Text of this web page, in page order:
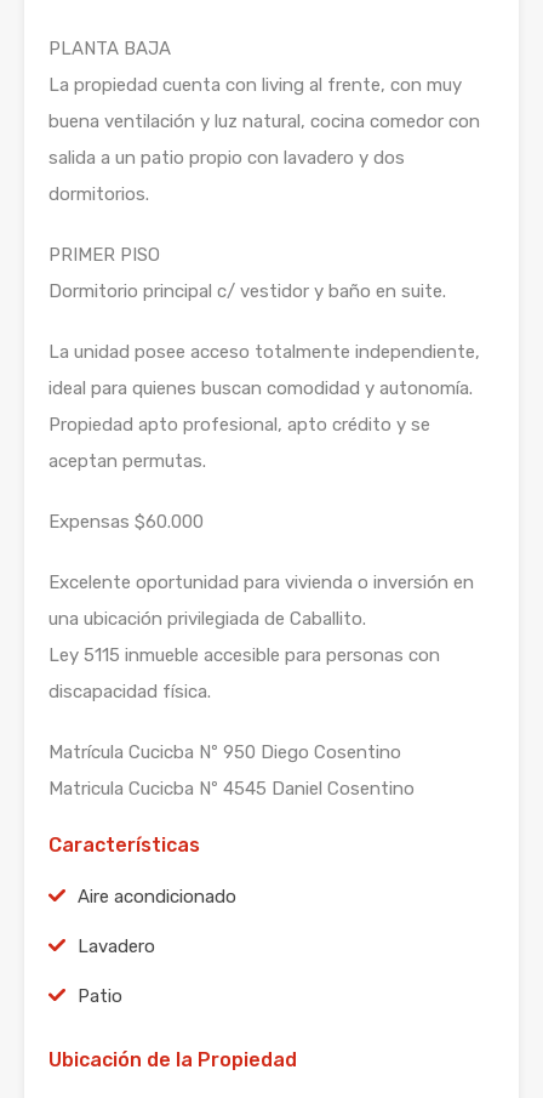
PLANTA BAJA
La propiedad cuenta con living al frente, con muy
buena ventilación y luz natural, cocina comedor con
salida a un patio propio con lavadero y dos
dormitorios.
PRIMER PISO
Dormitorio principal c/ vestidor y baño en suite.
La unidad posee acceso totalmente independiente,
ideal para quienes buscan comodidad y autonomía.
Propiedad apto profesional, apto crédito y se
aceptan permutas.
Expensas $60.000
Excelente oportunidad para vivienda o inversión en
una ubicación privilegiada de Caballito.
Ley 5115 inmueble accesible para personas con
discapacidad física.
Matrícula Cucicba Nº 950 Diego Cosentino
Matricula Cucicba Nº 4545 Daniel Cosentino
Características
Aire acondicionado
Lavadero
Patio
Ubicación de la Propiedad